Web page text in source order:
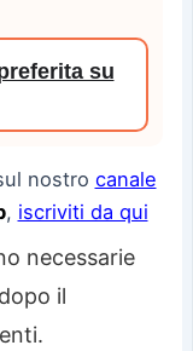
su
nostro canale
, iscriviti da qui
necessarie
il